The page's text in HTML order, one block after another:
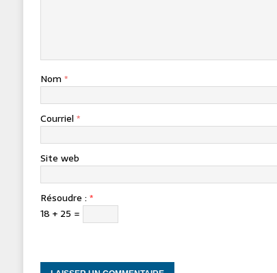
Nom *
Courriel *
Site web
Résoudre : *
18 + 25 =